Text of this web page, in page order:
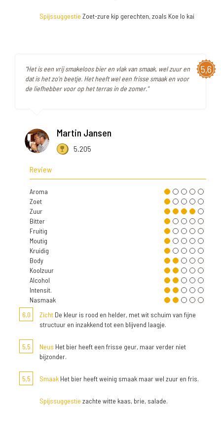
Spijssuggestie Zoet-zure kip gerechten, zoals Koe lo kai
5,6
"Het is een vrij smakeloos bier en vlak van smaak, wel zuur en
dat is het zo'n beetje. Het heeft wel een frisse smaak en voor
de liefhebber voor op het terras in de zomer."
Martin Jansen
5.205
Review
Aroma
Zoet
Zuur
Bitter
Fruitig
Moutig
Kruidig
Body
Koolzuur
Alcohol
Intensit.
Nasmaak
6,0
Zicht De kleur is rood en helder, met wit schuim van fijne
structuur en inzakkend tot een blijvend laagje.
5,5 Neus Het bier heeft een frisse geur, maar verder niet
bijzonder.
5,5 Smaak Het bier heeft weinig smaak maar wel zuur en fris.
Spijssuggestie zachte witte kaas, brie, salade.